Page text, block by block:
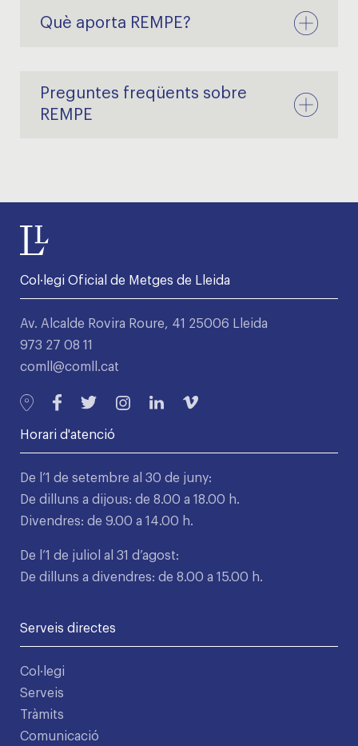
Què aporta REMPE?
Preguntes freqüents sobre
REMPE
Col·legi Oficial de Metges de Lleida
Av. Alcalde Rovira Roure, 41 25006 Lleida
973 27 08 11
comll@comll.cat
Horari d'atenció
De l’1 de setembre al 30 de juny:
De dilluns a dijous: de 8.00 a 18.00 h.
Divendres: de 9.00 a 14.00 h.
De l’1 de juliol al 31 d’agost:
De dilluns a divendres: de 8.00 a 15.00 h.
Serveis directes
Col·legi
Serveis
Tràmits
Comunicació